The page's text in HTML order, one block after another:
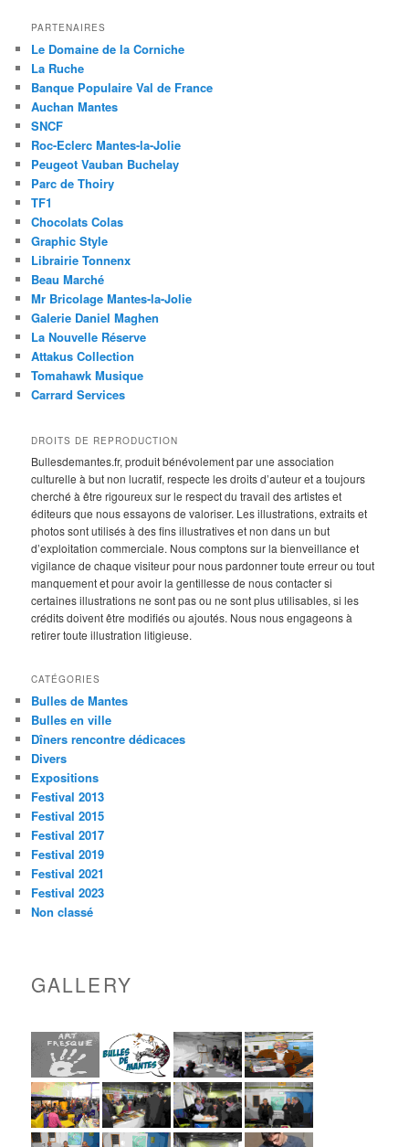
PARTENAIRES
Le Domaine de la Corniche
La Ruche
Banque Populaire Val de France
Auchan Mantes
SNCF
Roc-Eclerc Mantes-la-Jolie
Peugeot Vauban Buchelay
Parc de Thoiry
TF1
Chocolats Colas
Graphic Style
Librairie Tonnenx
Beau Marché
Mr Bricolage Mantes-la-Jolie
Galerie Daniel Maghen
La Nouvelle Réserve
Attakus Collection
Tomahawk Musique
Carrard Services
DROITS DE REPRODUCTION
Bullesdemantes.fr, produit bénévolement par une association
culturelle à but non lucratif, respecte les droits d’auteur et a toujours
cherché à être rigoureux sur le respect du travail des artistes et
éditeurs que nous essayons de valoriser. Les illustrations, extraits et
photos sont utilisés à des fins illustratives et non dans un but
d’exploitation commerciale. Nous comptons sur la bienveillance et
vigilance de chaque visiteur pour nous pardonner toute erreur ou tout
manquement et pour avoir la gentillesse de nous contacter si
certaines illustrations ne sont pas ou ne sont plus utilisables, si les
crédits doivent être modifiés ou ajoutés. Nous nous engageons à
retirer toute illustration litigieuse.
CATÉGORIES
Bulles de Mantes
Bulles en ville
Dîners rencontre dédicaces
Divers
Expositions
Festival 2013
Festival 2015
Festival 2017
Festival 2019
Festival 2021
Festival 2023
Non classé
GALLERY